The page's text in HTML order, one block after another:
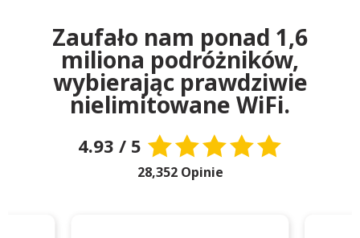
Zaufało nam ponad 1,6
miliona podróżników,
wybierając prawdziwie
nielimitowane WiFi.
4.93 / 5
28,352 Opinie